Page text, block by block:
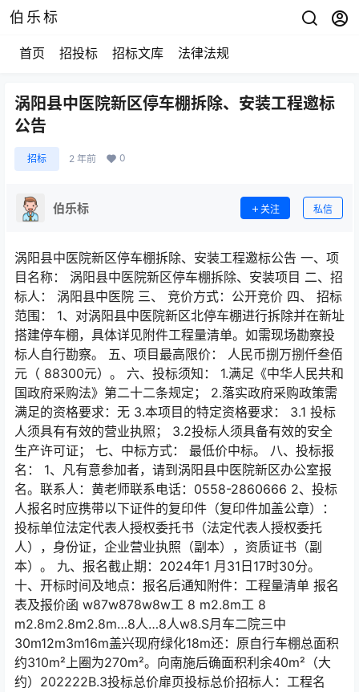
伯乐标
首页 招投标 招标文库 法律法规
涡阳县中医院新区停车棚拆除、安装工程邀标
公告
招标 2 年前 0
伯乐标 关注 私信
涡阳县中医院新区停车棚拆除、安装工程邀标公告 一、项
目名称： 涡阳县中医院新区停车棚拆除、安装项目 二、招
标人： 涡阳县中医院 三、 竞价方式：公开竞价 四、 招标
范围： 1、对涡阳县中医院新区北停车棚进行拆除并在新址
搭建停车棚，具体详见附件工程量清单。如需现场勘察投
标人自行勘察。 五、项目最高限价： 人民币捌万捌仟叁佰
元（ 88300元）。 六、投标须知： 1.满足《中华人民共和
国政府采购法》第二十二条规定； 2.落实政府采购政策需
满足的资格要求：无 3.本项目的特定资格要求： 3.1 投标
人须具有有效的营业执照； 3.2投标人须具备有效的安全
生产许可证； 七、中标方式： 最低价中标。 八、投标报
名： 1、凡有意参加者，请到涡阳县中医院新区办公室报
名。联系人：黄老师联系电话：0558-2860666 2、投标
人报名时应携带以下证件的复印件（复印件加盖公章）：
投标单位法定代表人授权委托书（法定代表人授权委托
人），身份证，企业营业执照（副本），资质证书（副
本）。 九、报名截止期：2024年1 月31日17时30分。
十、开标时间及地点：报名后通知附件：工程量清单 报名
表及报价函 w87w878w8w工 8 m2.8m工 8
m2.8m2.8m2.8m…8人…8人w8.S月车二院三中
30m12m3m16m盖兴现府绿化18m还：原自行车棚总面积
约310m²上圈为270m²。向南施后确面积利余40m²（大
约）202222B.3投标总价扉页投标总价招标人：工程名